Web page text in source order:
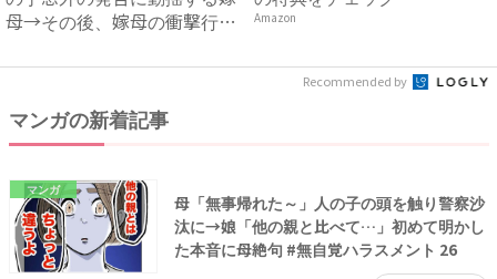
母→その後、嫁母の衝撃行動
Amazon
Recommended by
マンガの新着記事
マンガ
母「無事帰れた～」人の子の頭を触り警察沙
汰に→娘「他の親と比べて…」初めて明かし
た本音に母絶句 #無自覚ハラスメント 26